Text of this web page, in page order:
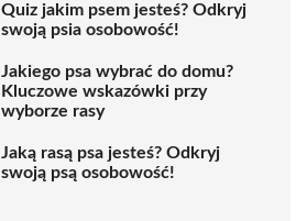
Quiz jakim psem jesteś? Odkryj
swoją psia osobowość!
Jakiego psa wybrać do domu?
Kluczowe wskazówki przy
wyborze rasy
Jaką rasą psa jesteś? Odkryj
swoją psą osobowość!